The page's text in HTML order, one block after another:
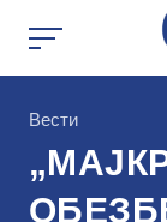
КАтегорија
Вести